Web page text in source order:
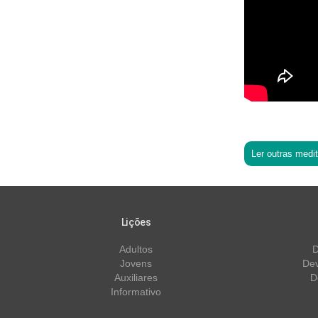
Ler outras
Lições
Adultos
Jovens
Auxiliares
Informativo